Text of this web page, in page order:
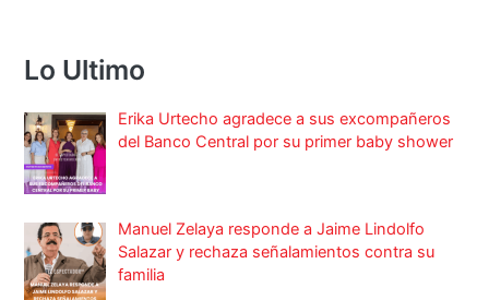
Lo Ultimo
Erika Urtecho agradece a sus excompañeros
del Banco Central por su primer baby shower
Manuel Zelaya responde a Jaime Lindolfo
Salazar y rechaza señalamientos contra su
familia